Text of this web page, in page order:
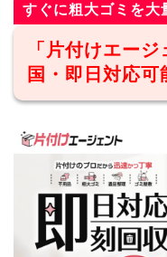
すぐに粗大ゴミを大
「片付けエー
国・即日対応可